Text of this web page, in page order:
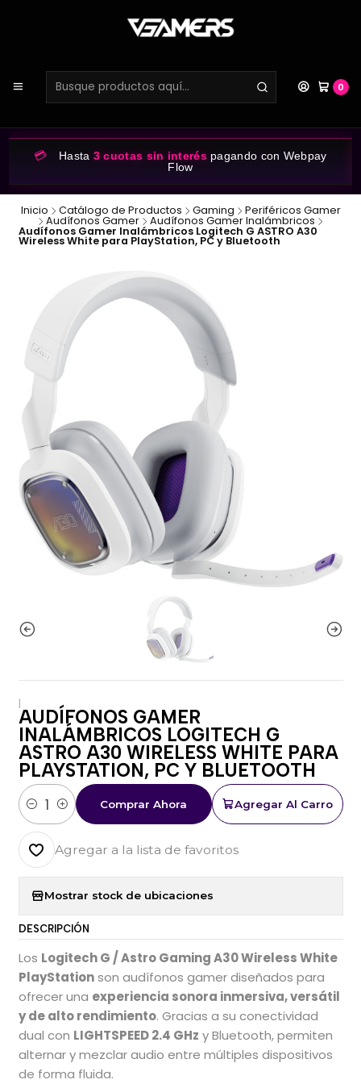
0
💳 Hasta 3 cuotas sin interéspagando con Webpay
Flow
Inicio Catálogo de Productos Gaming Periféricos Gamer
Audífonos Gamer Audífonos Gamer Inalámbricos
Audífonos Gamer Inalámbricos Logitech G ASTRO A30
Wireless White para PlayStation, PC y Bluetooth
|
AUDÍFONOS GAMER
INALÁMBRICOS LOGITECH G
ASTRO A30 WIRELESS WHITE PARA
PLAYSTATION, PC Y BLUETOOTH
Cantidad
Agregar Al Carro
Comprar Ahora
Agregar a la lista de favoritos
Mostrar stock de ubicaciones
DESCRIPCIÓN
Los Logitech G / Astro Gaming A30 Wireless White
PlayStationson audífonos gamer diseñados para
ofrecer una experiencia sonora inmersiva, versátil
y de alto rendimiento. Gracias a su conectividad
dual con LIGHTSPEED 2.4 GHz y Bluetooth, permiten
alternar y mezclar audio entre múltiples dispositivos
de forma fluida.